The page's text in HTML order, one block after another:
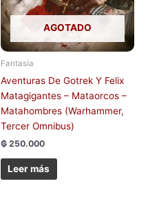
AGOTADO
Fantasía
Aventuras De Gotrek Y Felix
Matagigantes – Mataorcos –
Matahombres (Warhammer,
Tercer Omnibus)
₲ 250.000
Leer más